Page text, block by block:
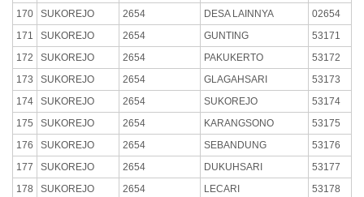
170
SUKOREJO 2654 DESA LAINNYA
02654
171
SUKOREJO 2654 GUNTING
53171
172
SUKOREJO 2654 PAKUKERTO
53172
173
SUKOREJO 2654 GLAGAHSARI
53173
174
SUKOREJO 2654 SUKOREJO
53174
175
SUKOREJO 2654 KARANGSONO
53175
176
SUKOREJO 2654 SEBANDUNG
53176
177
SUKOREJO 2654 DUKUHSARI
53177
178
SUKOREJO 2654 LECARI
53178